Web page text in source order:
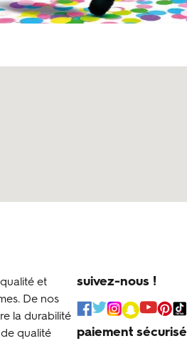
et
De nos
la durabilité
qualité
suivez-nous !
paiement sécurisé